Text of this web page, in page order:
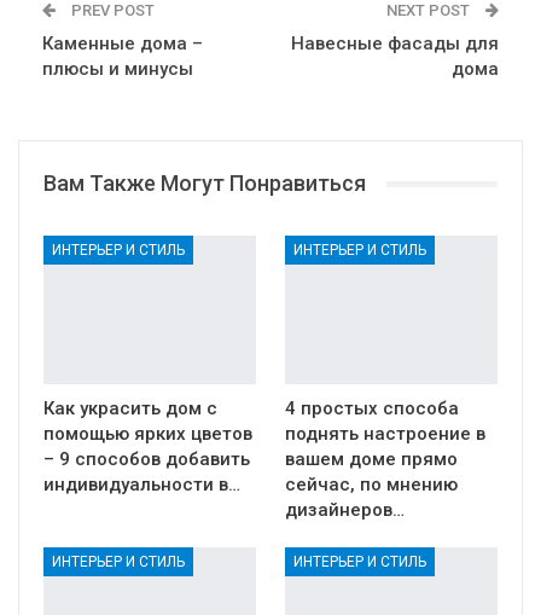
PREV POST
Каменные дома –
плюсы и минусы
NEXT POST
Навесные фасады для
дома
Вам Также Могут Понравиться
ИНТЕРЬЕР И СТИЛЬ
Как украсить дом с
помощью ярких цветов
– 9 способов добавить
индивидуальности в…
ИНТЕРЬЕР И СТИЛЬ
4 простых способа
поднять настроение в
вашем доме прямо
сейчас, по мнению
дизайнеров…
ИНТЕРЬЕР И СТИЛЬ ИНТЕРЬЕР И СТИЛЬ